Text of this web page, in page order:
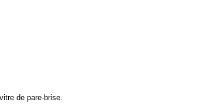
de pare-brise.